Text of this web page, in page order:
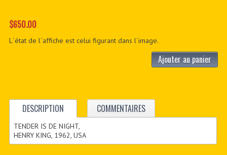
$650.00
L´état de l´affiche est celui figurant dans l´image.
Ajouter au panier
DESCRIPTION COMMENTAIRES
TENDER IS DE NIGHT,
HENRY KING, 1962, USA